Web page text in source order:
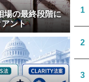
場の最終段階に
ント
1
2
3